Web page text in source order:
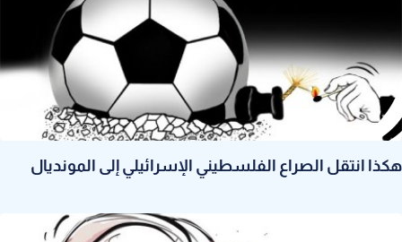
هكذا انتقل الصراع الفلسطيني الإسرائيلي إلى المونديال